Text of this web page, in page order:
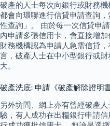
破產的人士每次向銀行或財務
都會向環聯進行信貸申請查詢
性查詢」。 由於每一次信貸申
內申請多張信用卡，會直接增
財務機構認為申請人急需信貸
言，破產人士在中小型銀行或
大。
破產洗底: 申請《破產解除證明
另外坊間、網上亦有曾經破產
驗，有人成功在出糧銀行申請